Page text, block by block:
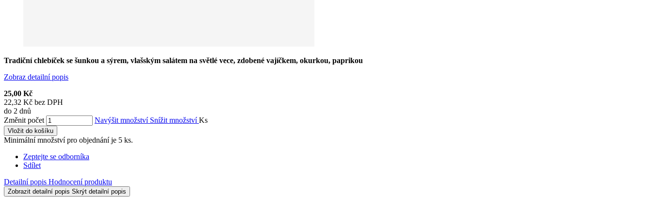
Tradiční chlebíček se šunkou a sýrem, vlašským salátem na světlé vece, zdobené vajíčkem, okurkou, paprikou
Zobraz detailní popis
25,00 Kč
22,32 Kč bez DPH
do 2 dnů
Změnit počet
Navýšit množství Snížit množstvíKs
Vložit do košíku
Minimální množství pro objednání je 5 ks.
Zeptejte se odborníka
Sdílet
Detailní popis Hodnocení produktu
Zobrazit detailní popis Skrýt detailní popis